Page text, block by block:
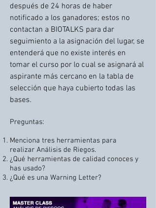
después de 24 horas de haber
notificado a los ganadores; estos no
contactan a BIOTALKS para dar
seguimiento a la asignación del lugar, se
entenderá que no existe interés en
tomar el curso por lo cual se asignará al
aspirante más cercano en la tabla de
selección que haya cubierto todas las
bases.
Preguntas:
Menciona tres herramientas para
realizar Análisis de Riegos.
¿Qué herramientas de calidad conoces y
has usado?
¿Qué es una Warning Letter?